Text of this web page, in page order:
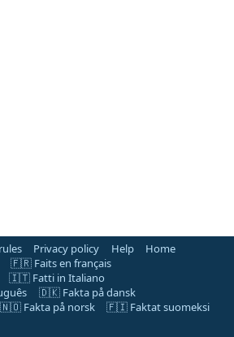
Privacy policy Help
Home
🇫🇷 Faits en français
🇮🇹 Fatti in Italiano
🇩🇰 Fakta på dansk
🇳🇴 Fakta på norsk
🇫🇮 Faktat suomeksi